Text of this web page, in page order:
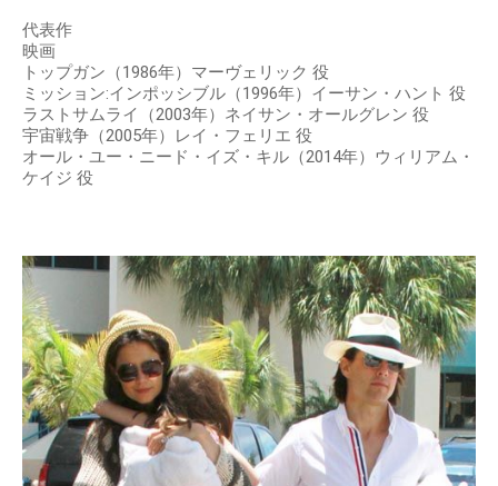
代表作
映画
トップガン（1986年）マーヴェリック 役
ミッション:インポッシブル（1996年）イーサン・ハント 役
ラストサムライ（2003年）ネイサン・オールグレン 役
宇宙戦争（2005年）レイ・フェリエ 役
オール・ユー・ニード・イズ・キル（2014年）ウィリアム・
ケイジ 役